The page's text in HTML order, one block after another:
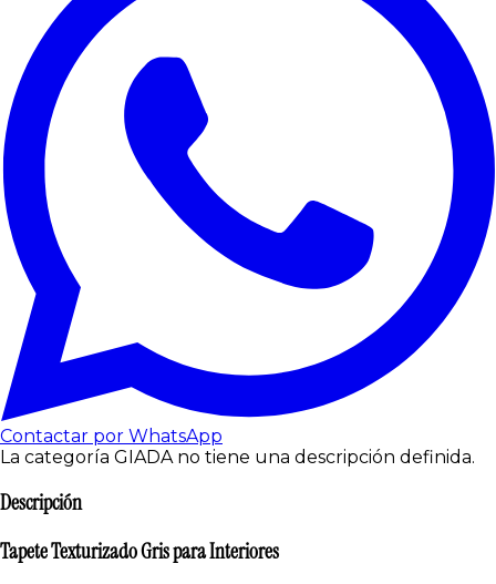
Contactar por WhatsApp
La categoría GIADA no tiene una descripción definida.
Descripción
Tapete Texturizado Gris para Interiores